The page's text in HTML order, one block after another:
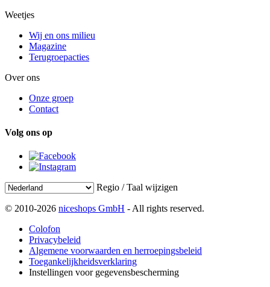
Weetjes
Wij en ons milieu
Magazine
Terugroepacties
Over ons
Onze groep
Contact
Volg ons op
Regio / Taal wijzigen
© 2010-2026 niceshops GmbH - All rights reserved.
Colofon
Privacybeleid
Algemene voorwaarden en herroepingsbeleid
Toegankelijkheidsverklaring
Instellingen voor gegevensbescherming